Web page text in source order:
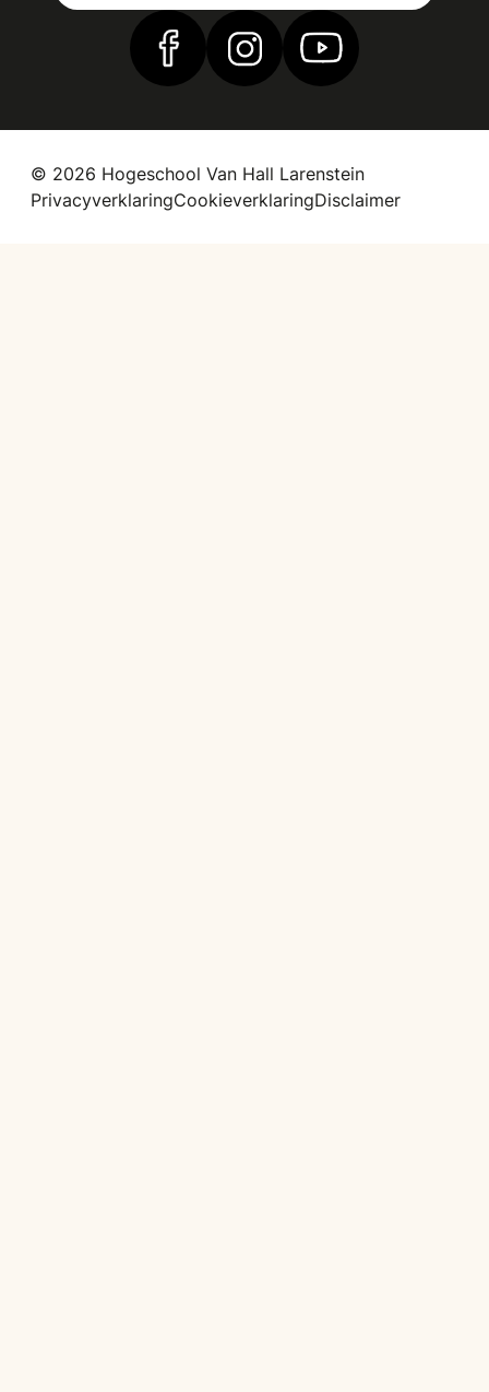
Vind ons op Facebook
Vind ons op Instagram
Vind ons op
© 2026 Hogeschool Van Hall Larenstein
PrivacyverklaringCookieverklaringDisclaimer